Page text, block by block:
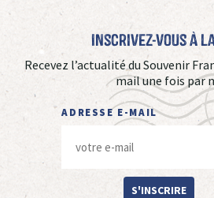
Inscrivez-vous à
Recevez l’actualité du Souvenir
mail une fois par
ADRESSE E-MAIL
S'INSCRIRE